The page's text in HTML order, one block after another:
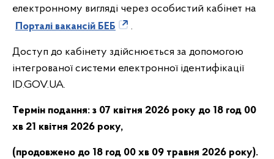
електронному вигляді через особистий кабінет на
Порталі вакансій БЕБ
.
Доступ до кабінету здійснюється за допомогою
інтегрованої системи електронної ідентифікації
ID.GOV.UA.
Термін подання: з 07 квітня 2026 року до 18 год 00
хв 21 квітня 2026 року,
(продовжено до 18 год 00 хв 09 травня 2026 року).